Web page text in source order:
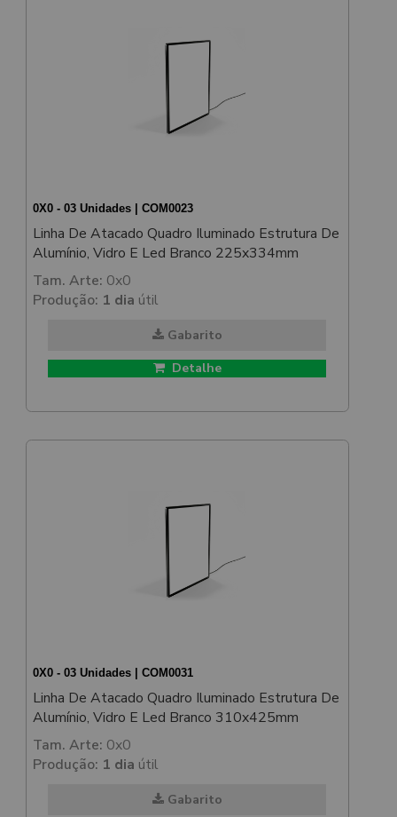
0X0 - 03 Unidades | COM0023
Linha De Atacado Quadro Iluminado Estrutura De
Alumínio, Vidro E Led Branco 225x334mm
Tam. Arte: 0x0
Produção: 1 dia útil
Gabarito
Detalhe
0X0 - 03 Unidades | COM0031
Linha De Atacado Quadro Iluminado Estrutura De
Alumínio, Vidro E Led Branco 310x425mm
Tam. Arte: 0x0
Produção: 1 dia útil
Gabarito